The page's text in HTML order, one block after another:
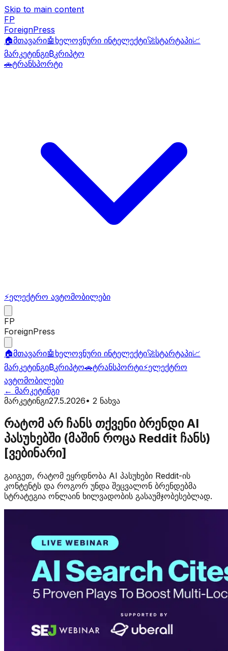
Skip to main content
FP
ForeignPress
🏠მთავარი🤖 ხელოვნური ინტელექტი🚀სტარტაპი📈
მარკეტინგი₿კრიპტო
🚗ტრანსპორტი
⚡ელექტრო ავტომობილები
FP
ForeignPress
🏠მთავარი🤖 ხელოვნური ინტელექტი🚀სტარტაპი📈
მარკეტინგი₿კრიპტო🚗ტრანსპორტი⚡ელექტრო
ავტომობილები
← მარკეტინგი
მარკეტინგი27.5.2026• 2 ნახვა
რატომ არ ჩანს თქვენი ბრენდი AI
პასუხებში (მაშინ როცა Reddit ჩანს)
[ვებინარი]
გაიგეთ, რატომ ეყრდნობა AI პასუხები Reddit-ის
კონტენტს და როგორ უნდა შეცვალონ ბრენდებმა
სტრატეგია ონლაინ ხილვადობის გასაუმჯობესებლად.